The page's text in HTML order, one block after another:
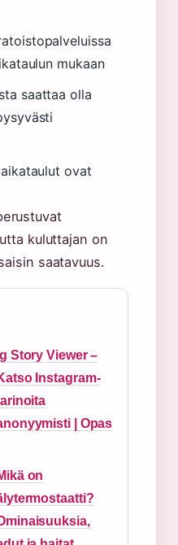
mukaan
saattaa olla
ovat
kuluttajan on
saatavuus.
Ig Story Viewer –
Instagram-
| Opas
on